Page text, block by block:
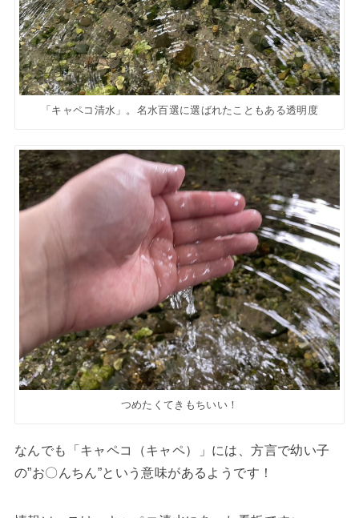
「キャペコ清水」。名水百選に選ばれたこともある透明度
つめたくてきもちいい！
なんでも「キャペコ（キャペ）」には、方言で幼い子
の”お〇んちん”という意味があるようです！